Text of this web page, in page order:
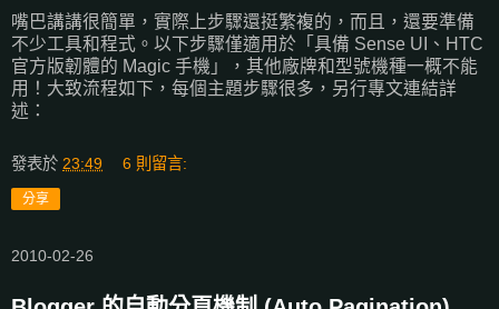
嘴巴講講很簡單，實際上步驟還挺繁複的，而且，還要準備
不少工具和程式。以下步驟僅適用於「具備 Sense UI、HTC
官方版韌體的 Magic 手機」，其他廠牌和型號機種一概不能
用！大致流程如下，每個主題步驟很多，另行專文連結詳
述：
發表於 23:49 6 則留言:
分享
2010-02-26